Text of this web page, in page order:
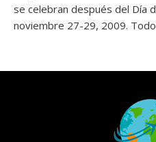
se celebran después del Día
noviembre 27-29, 2009.